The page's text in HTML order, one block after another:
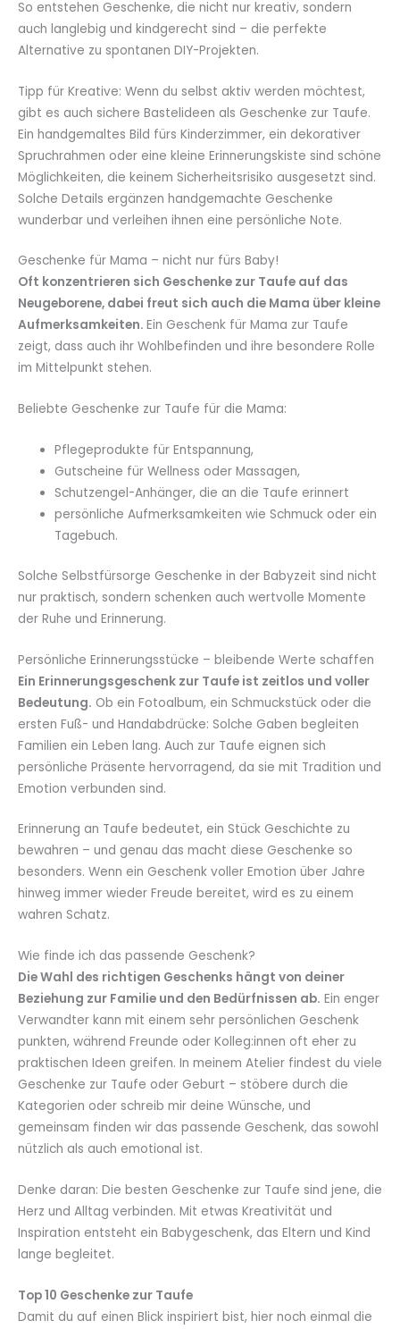
So entstehen Geschenke, die nicht nur kreativ, sondern
auch langlebig und kindgerecht sind – die perfekte
Alternative zu spontanen DIY-Projekten.
Tipp für Kreative: Wenn du selbst aktiv werden möchtest,
gibt es auch sichere Bastelideen als Geschenke zur Taufe.
Ein handgemaltes Bild fürs Kinderzimmer, ein dekorativer
Spruchrahmen oder eine kleine Erinnerungskiste sind schöne
Möglichkeiten, die keinem Sicherheitsrisiko ausgesetzt sind.
Solche Details ergänzen handgemachte Geschenke
wunderbar und verleihen ihnen eine persönliche Note.
Geschenke für Mama – nicht nur fürs Baby!
Oft konzentrieren sich Geschenke zur Taufe auf das
Neugeborene, dabei freut sich auch die Mama über kleine
Aufmerksamkeiten. Ein Geschenk für Mama zur Taufe
zeigt, dass auch ihr Wohlbefinden und ihre besondere Rolle
im Mittelpunkt stehen.
Beliebte Geschenke zur Taufe für die Mama:
Pflegeprodukte für Entspannung,
Gutscheine für Wellness oder Massagen,
Schutzengel-Anhänger, die an die Taufe erinnert
persönliche Aufmerksamkeiten wie Schmuck oder ein
Tagebuch.
Solche Selbstfürsorge Geschenke in der Babyzeit sind nicht
nur praktisch, sondern schenken auch wertvolle Momente
der Ruhe und Erinnerung.
Persönliche Erinnerungsstücke – bleibende Werte schaffen
Ein Erinnerungsgeschenk zur Taufe ist zeitlos und voller
Bedeutung. Ob ein Fotoalbum, ein Schmuckstück oder die
ersten Fuß- und Handabdrücke: Solche Gaben begleiten
Familien ein Leben lang. Auch zur Taufe eignen sich
persönliche Präsente hervorragend, da sie mit Tradition und
Emotion verbunden sind.
Erinnerung an Taufe bedeutet, ein Stück Geschichte zu
bewahren – und genau das macht diese Geschenke so
besonders. Wenn ein Geschenk voller Emotion über Jahre
hinweg immer wieder Freude bereitet, wird es zu einem
wahren Schatz.
Wie finde ich das passende Geschenk?
Die Wahl des richtigen Geschenks hängt von deiner
Beziehung zur Familie und den Bedürfnissen ab. Ein enger
Verwandter kann mit einem sehr persönlichen Geschenk
punkten, während Freunde oder Kolleg:innen oft eher zu
praktischen Ideen greifen. In meinem Atelier findest du viele
Geschenke zur Taufe oder Geburt – stöbere durch die
Kategorien oder schreib mir deine Wünsche, und
gemeinsam finden wir das passende Geschenk, das sowohl
nützlich als auch emotional ist.
Denke daran: Die besten Geschenke zur Taufe sind jene, die
Herz und Alltag verbinden. Mit etwas Kreativität und
Inspiration entsteht ein Babygeschenk, das Eltern und Kind
lange begleitet.
Top 10 Geschenke zur Taufe
Damit du auf einen Blick inspiriert bist, hier noch einmal die